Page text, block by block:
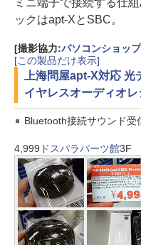
ミニ端子で接続する仕
ックはapt-XとSBC。
[撮影協力:パソコンショッ
[この製品だけ表示]
上海問屋apt-X対応 光
イヤレスオーディオ
Bluetooth接続サウンド受
4,999 ドスパラパーツ館3F